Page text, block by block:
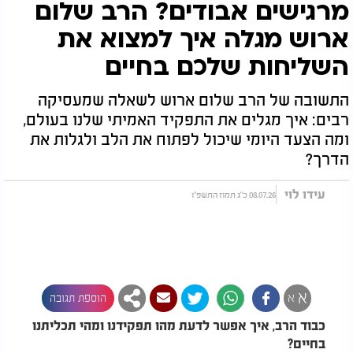
מרגישים אבודים? הרב שלום
ארוש מגלה איך למצוא את
השליחות שלכם בחיים
התשובה של הרב שלום ארוש לשאלה שמעסיקה
רבים: איך מגלים את התפקיד האמיתי שלנו בעולם,
ומה הצעד היומי שיכול לפתוח את הלב ולגלות את
הדרך?
עידו לוי 08.07.26 כ"ג תמוז התשפ"ו
א א הוספת תגובה
כבוד הרב, איך אפשר לדעת מהו תפקידנו ומהי תכליתנו
בחיים?